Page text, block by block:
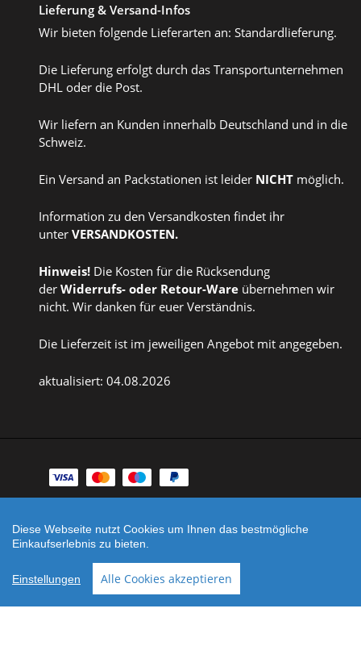
Lieferung & Versand-Infos
Wir bieten folgende Lieferarten an: Standardlieferung.
Die Lieferung erfolgt durch das Transportunternehmen
DHL oder die Post.
Wir liefern an Kunden innerhalb Deutschland und in die
Schweiz.
Ein Versand an Packstationen ist leider NICHT möglich.
Information zu den Versandkosten findet ihr
unter VERSANDKOSTEN.
Hinweis! Die Kosten für die Rücksendung
der Widerrufs- oder Retour-Ware übernehmen wir
nicht. Wir danken für euer Verständnis.
Die Lieferzeit ist im jeweiligen Angebot mit angegeben.
aktualisiert: 04.08.2026
Zahlungsarten
Shop erstellt mit
VersaCommerce.
lokal.de
Diese Webseite nutzt Cookies um Ihnen das bestmögliche
Einkaufserlebnis zu bieten.
Einstellungen Alle Cookies akzeptieren